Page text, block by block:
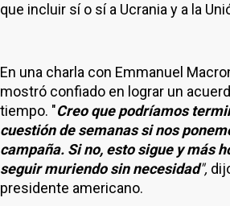
que incluir sí o sí a Ucrania y a la
En una charla con Emmanuel
mostró confiado en lograr un
tiempo. "Creo que podríamos
cuestión de semanas si nos
campaña. Si no, esto sigue y más
seguir muriendo sin necesidad",
presidente americano.